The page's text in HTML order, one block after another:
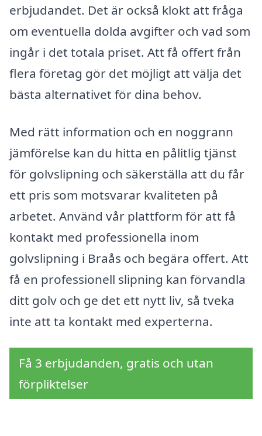
erbjudandet. Det är också klokt att fråga
om eventuella dolda avgifter och vad som
ingår i det totala priset. Att få offert från
flera företag gör det möjligt att välja det
bästa alternativet för dina behov.
Med rätt information och en noggrann
jämförelse kan du hitta en pålitlig tjänst
för golvslipning och säkerställa att du får
ett pris som motsvarar kvaliteten på
arbetet. Använd vår plattform för att få
kontakt med professionella inom
golvslipning i Braås och begära offert. Att
få en professionell slipning kan förvandla
ditt golv och ge det ett nytt liv, så tveka
inte att ta kontakt med experterna.
Få 3 erbjudanden, gratis och utan
förpliktelser